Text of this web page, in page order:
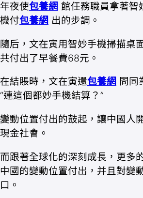
年夜使包養網 館任務職員拿著智
機付包養網 出的步調。
隨后，文在寅用智妙手機掃描桌
共付出了早餐費68元。
在結賬時，文在寅還包養網 問同
“連這個都妙手機結算？”
變動位置付出的鼓起，讓中國人
現金社會。
而跟著全球化的深刻成長，更多
中國的變動位置付出，并且對變
口。